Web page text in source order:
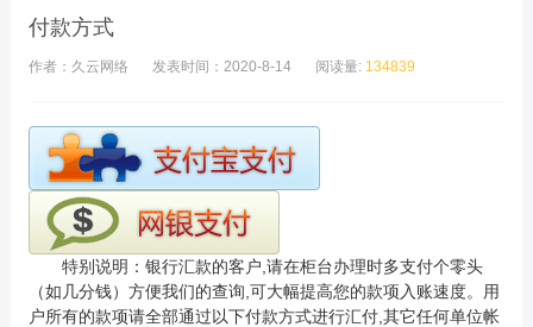
付款方式
作者：久云网络 发表时间：2020-8-14 阅读量: 134839
特别说明：银行汇款的客户,请在柜台办理时多支付个零头
（如几分钱）方便我们的查询,可大幅提高您的款项入账速度。用
户所有的款项请全部通过以下付款方式进行汇付,其它任何单位帐